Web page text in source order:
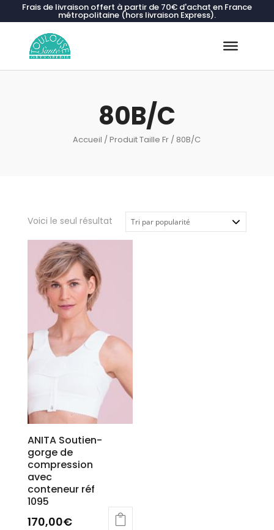
Frais de livraison offert à partir de 70€ d'achat en France
métropolitaine (hors livraison Express).
80B/C
Accueil / Produit Taille Fr / 80B/C
Voici le seul résultat
ANITA Soutien-
gorge de
compression
avec
conteneur réf
1095
170,00€